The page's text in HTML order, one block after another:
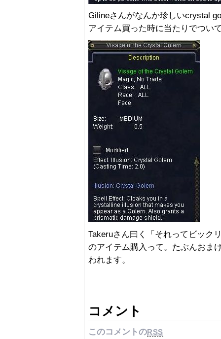
Gilineさんがなんか珍しいcrystal
アイテム買った時に当たりでつい
Takeruさん曰く「それってビック
のアイテム購入って。たぶんおま
われます。
コメント
このコメントのRSS